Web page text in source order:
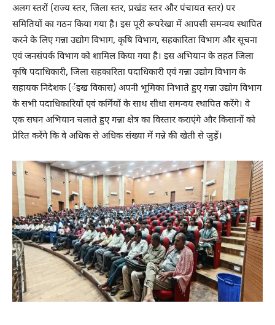
अलग स्तरों (राज्य स्तर, जिला स्तर, प्रखंड स्तर और पंचायत स्तर) पर
समितियों का गठन किया गया है। इस पूरी रूपरेखा में आपसी समन्वय स्थापित
करने के लिए गन्ना उद्योग विभाग, कृषि विभाग, सहकारिता विभाग और सूचना
एवं जनसंपर्क विभाग को शामिल किया गया है। इस अभियान के तहत जिला
कृषि पदाधिकारी, जिला सहकारिता पदाधिकारी एवं गन्ना उद्योग विभाग के
सहायक निदेशक (र्इख विकास) अपनी भूमिका निभाते हुए गन्ना उद्योग विभाग
के सभी पदाधिकारियों एवं कर्मियों के साथ सीधा समन्वय स्थापित करेंगे। वे
एक सघन अभियान चलाते हुए गन्ना क्षेत्र का विस्तार कराएंगे और किसानों को
प्रेरित करेंगे कि वे अधिक से अधिक संख्या में गन्ने की खेती से जुड़ें।